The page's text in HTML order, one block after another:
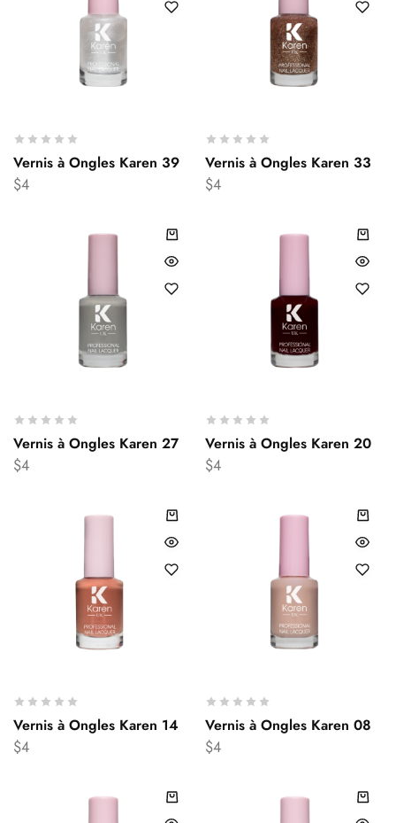
Vernis à Ongles Karen 39
$4
Vernis à Ongles Karen 33
$4
Vernis à Ongles Karen 27
$4
Vernis à Ongles Karen 20
$4
Vernis à Ongles Karen 14
$4
Vernis à Ongles Karen 08
$4